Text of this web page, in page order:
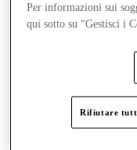
Per informazioni sui
qui sotto su “Gestisci i
Rifiutare